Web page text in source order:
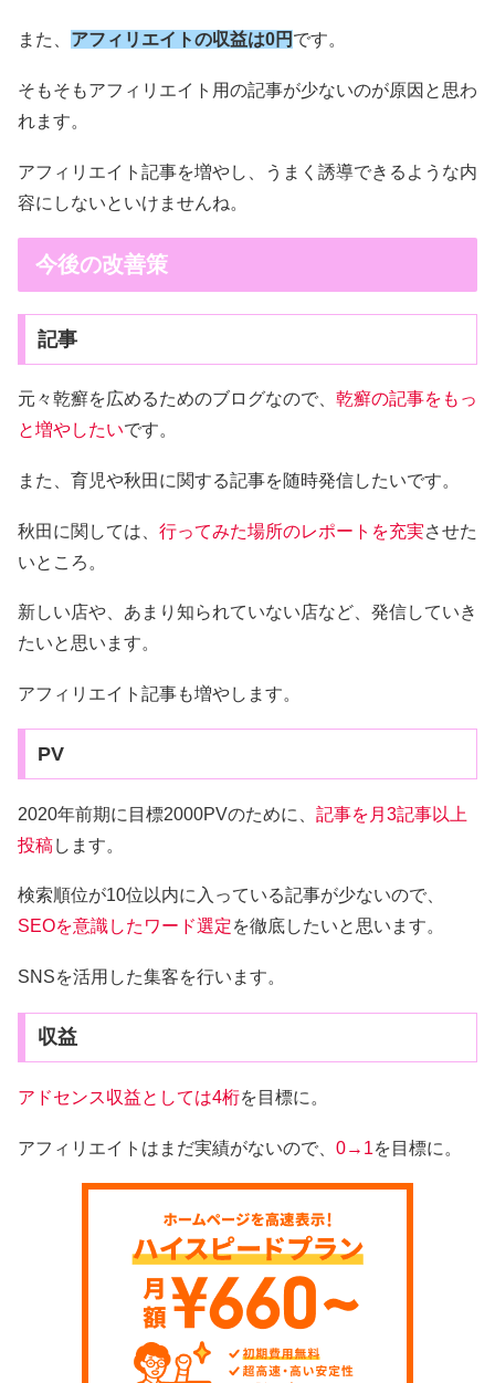
また、 アフィリエイトの収益は0円 です。
そもそもアフィリエイト用の記事が少ないのが原因と思わ
れます。
アフィリエイト記事を増やし、うまく誘導できるような内
容にしないといけませんね。
今後の改善策
記事
元々乾癬を広めるためのブログなので、 乾癬の記事をもっ
と増やしたいです。
また、育児や秋田に関する記事を随時発信したいです。
秋田に関しては、 行ってみた場所のレポートを充実させた
いところ。
新しい店や、あまり知られていない店など、発信していき
たいと思います。
アフィリエイト記事も増やします。
PV
2020年前期に目標2000PVのために、 記事を月3記事以上
投稿します。
検索順位が10位以内に入っている記事が少ないので、
SEOを意識したワード選定を徹底したいと思います。
SNSを活用した集客を行います。
収益
アドセンス収益としては4桁を目標に。
アフィリエイトはまだ実績がないので、 0→1を目標に。